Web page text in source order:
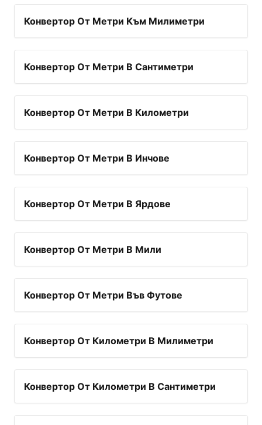
Конвертор От Метри Към Милиметри
Конвертор От Метри В Сантиметри
Конвертор От Метри В Километри
Конвертор От Метри В Инчове
Конвертор От Метри В Ярдове
Конвертор От Метри В Мили
Конвертор От Метри Във Футове
Конвертор От Километри В Милиметри
Конвертор От Километри В Сантиметри